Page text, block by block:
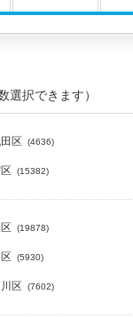
選択できます）
区 (4636)
(15382)
(19878)
(5930)
区 (7602)